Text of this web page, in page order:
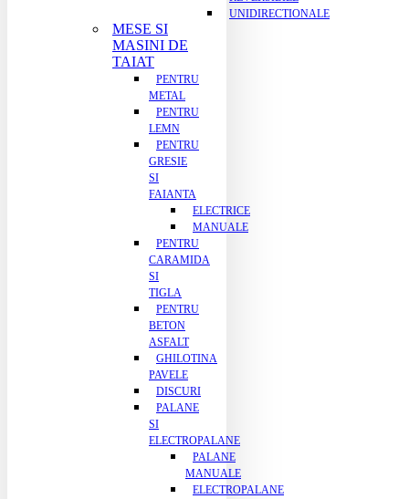
UNIDIRECTIONALE
MESE SI
MASINI DE
TAIAT
PENTRU
METAL
PENTRU
LEMN
PENTRU
GRESIE
SI
FAIANTA
ELECTRICE
MANUALE
PENTRU
CARAMIDA
SI
TIGLA
PENTRU
BETON
ASFALT
GHILOTINA
PAVELE
DISCURI
PALANE
SI
ELECTROPALANE
PALANE
MANUALE
ELECTROPALANE